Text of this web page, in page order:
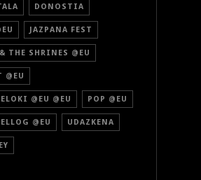
DONOSTIA
JAZPANA FEST
THE SHRINES @EU
@EU
@EU @EU POP @EU
@EU UDAZKENA